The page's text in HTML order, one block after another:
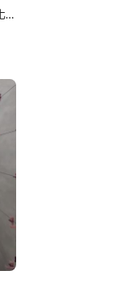
御本衛浴-淋浴拉門、浴櫃客製化設計